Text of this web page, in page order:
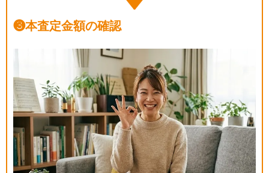
❸本査定金額の確認